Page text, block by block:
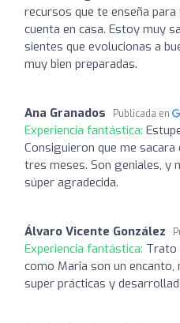
recursos que te enseña
cuenta en casa. Estoy muy
sientes que evolucionas a
muy bien preparadas.
Ana Granados Publicada en
Experiencia fantástica:
Consiguieron que me sacara
tres meses. Son geniales, y
súper agradecida.
Álvaro Vicente González
Experiencia fantástica: Trato
como Maria son un encanto,
super prácticas y